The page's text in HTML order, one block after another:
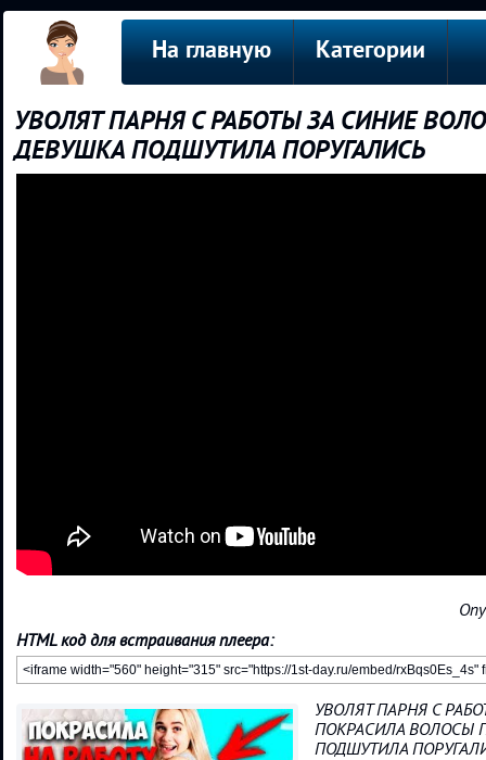
На главную Категории
УВОЛЯТ ПАРНЯ С РАБОТЫ ЗА СИНИЕ
ДЕВУШКА ПОДШУТИЛА ПОРУГАЛИСЬ
HTML код для встраивания плеера:
УВОЛЯТ ПАРНЯ С
ПОКРАСИЛА ВОЛОСЫ
ПОДШУТИЛА